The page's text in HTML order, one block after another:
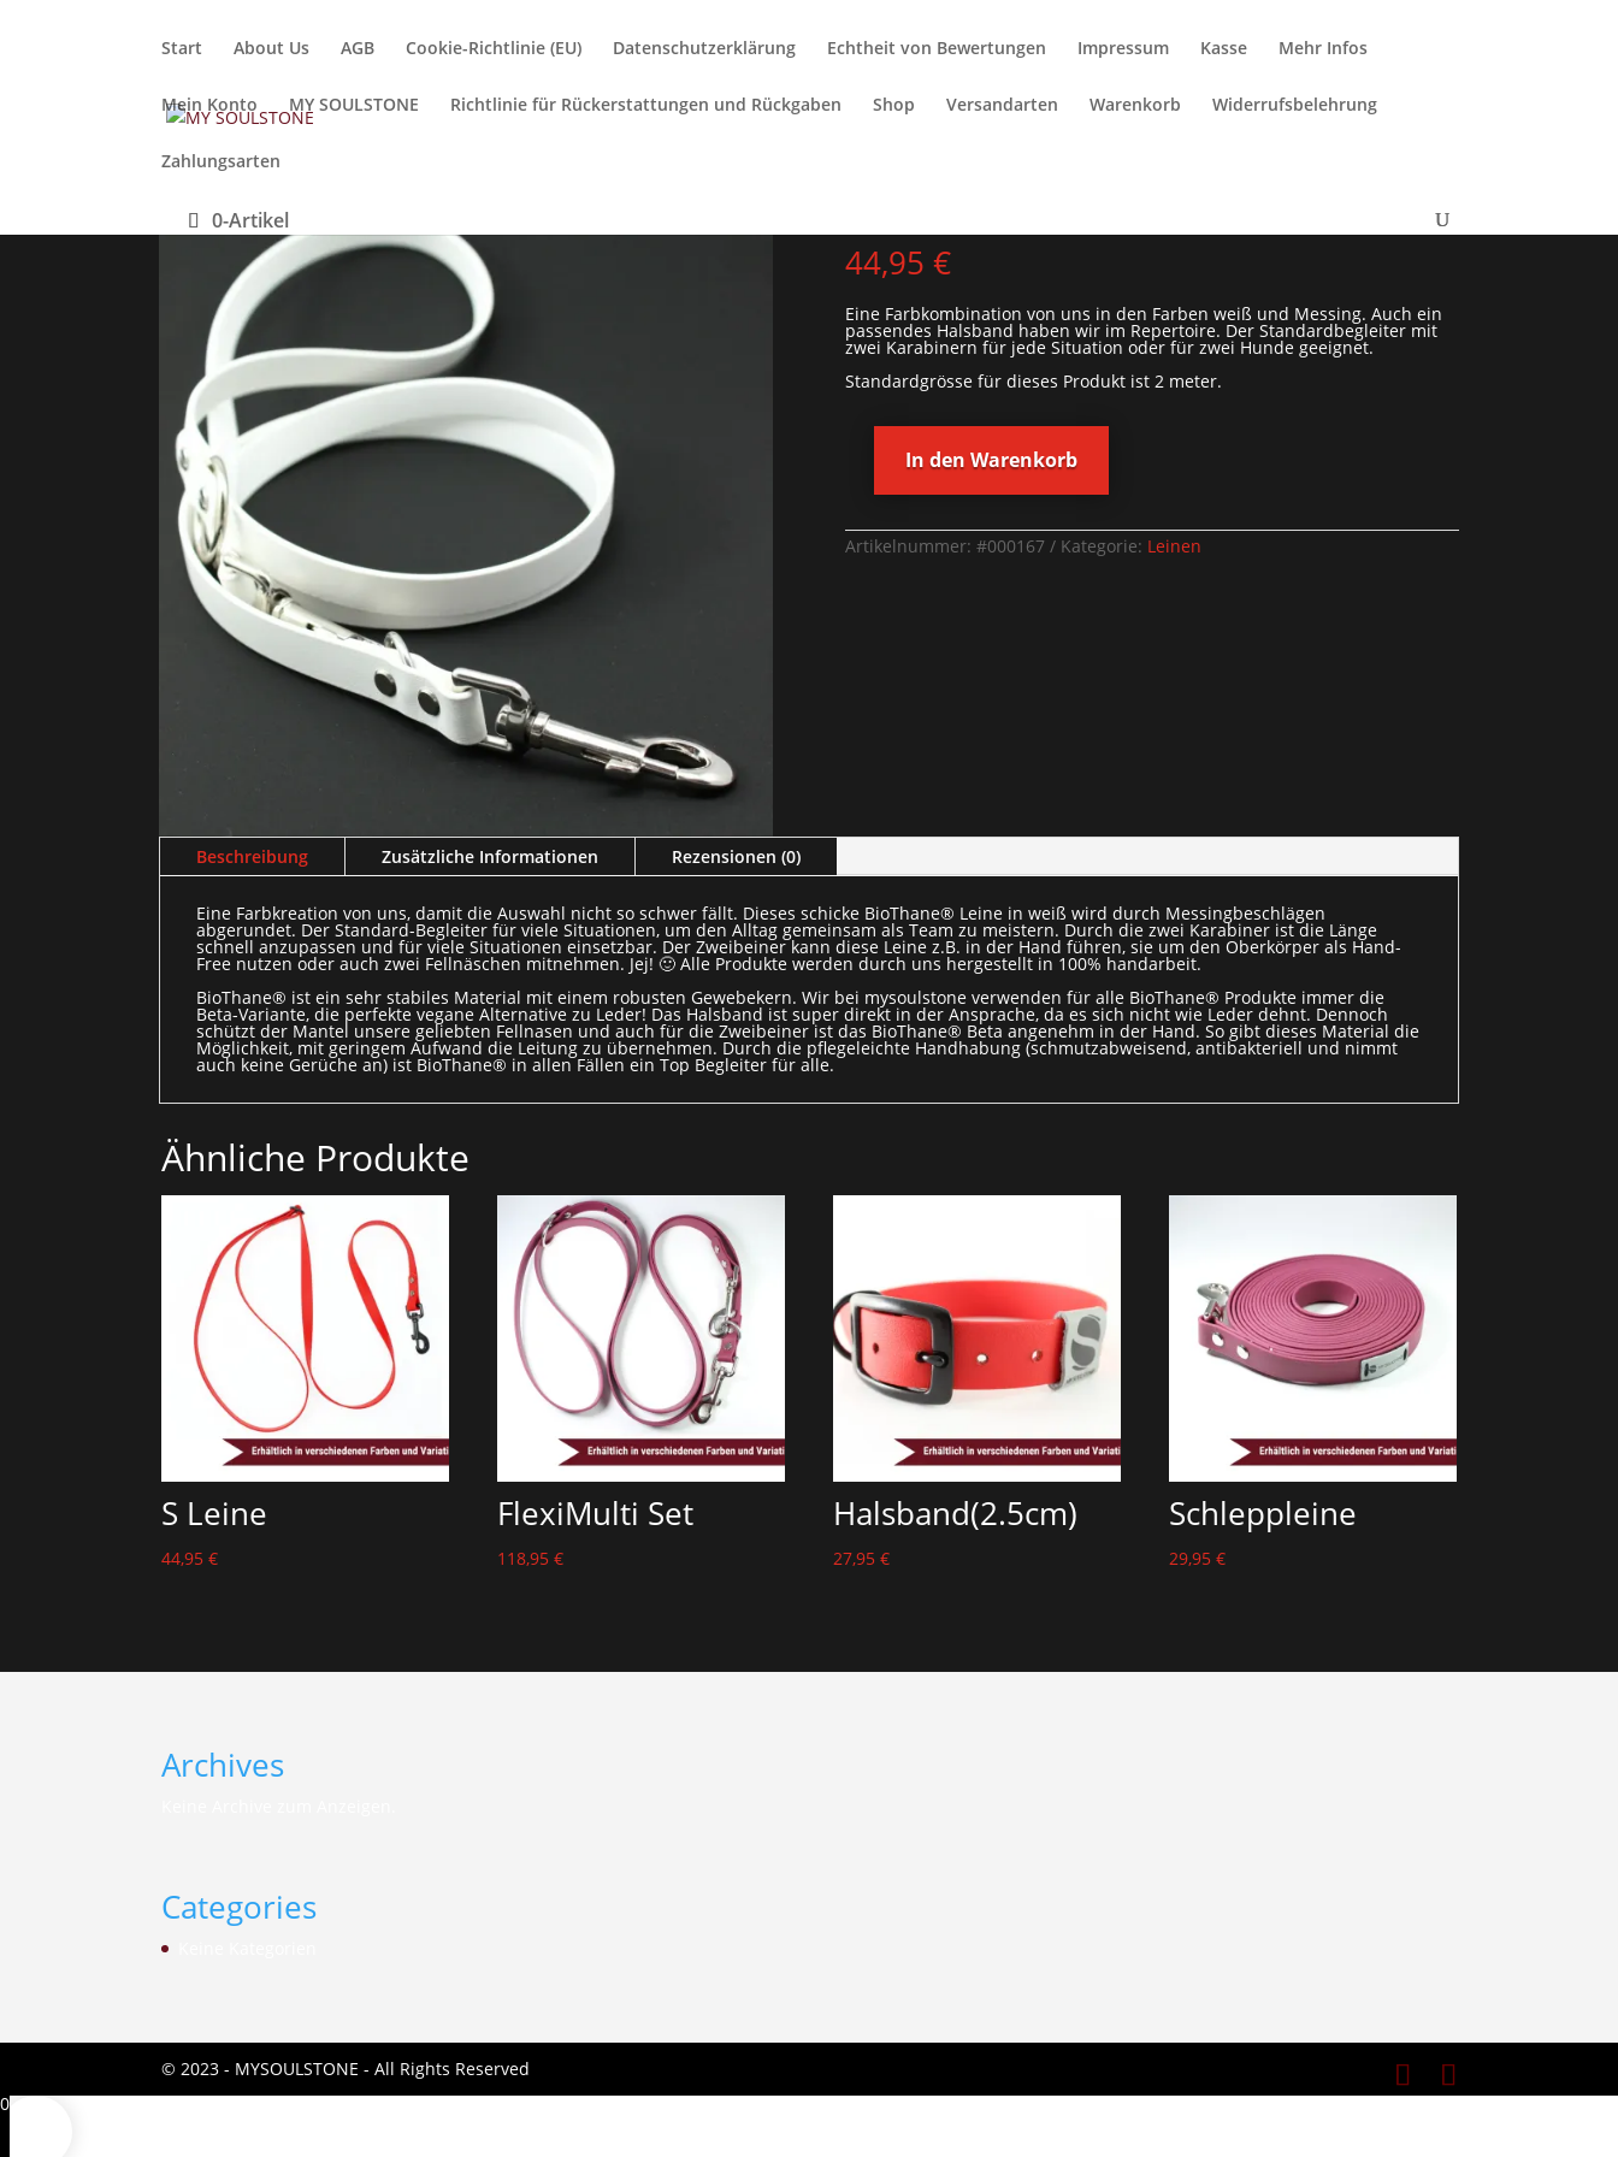
Start About Us AGB Cookie-Richtlinie (EU) Datenschutzerklärung Echtheit von Bewertungen Impressum Kasse Mehr Infos
Mein Konto MY SOULSTONE Richtlinie für Rückerstattungen und Rückgaben Shop Versandarten Warenkorb Widerrufsbelehrung
Zahlungsarten
0-Artikel
44,95 €
Eine Farbkombination von uns in den Farben weiß und Messing. Auch ein
passendes Halsband haben wir im Repertoire. Der Standardbegleiter mit
zwei Karabinern für jede Situation oder für zwei Hunde geeignet.
Standardgrösse für dieses Produkt ist 2 meter.
Nase
Menge
In den Warenkorb
Artikelnummer: #000167 Kategorie: Leinen
Beschreibung Zusätzliche Informationen Rezensionen (0)
Eine Farbkreation von uns, damit die Auswahl nicht so schwer fällt. Dieses schicke BioThane® Leine in weiß wird durch Messingbeschlägen
abgerundet. Der Standard-Begleiter für viele Situationen, um den Alltag gemeinsam als Team zu meistern. Durch die zwei Karabiner ist die Länge
schnell anzupassen und für viele Situationen einsetzbar. Der Zweibeiner kann diese Leine z.B. in der Hand führen, sie um den Oberkörper als Hand-
Free nutzen oder auch zwei Fellnäschen mitnehmen. Jej! 🙂 Alle Produkte werden durch uns hergestellt in 100% handarbeit.
BioThane® ist ein sehr stabiles Material mit einem robusten Gewebekern. Wir bei mysoulstone verwenden für alle BioThane® Produkte immer die
Beta-Variante, die perfekte vegane Alternative zu Leder! Das Halsband ist super direkt in der Ansprache, da es sich nicht wie Leder dehnt. Dennoch
schützt der Mantel unsere geliebten Fellnasen und auch für die Zweibeiner ist das BioThane® Beta angenehm in der Hand. So gibt dieses Material die
Möglichkeit, mit geringem Aufwand die Leitung zu übernehmen. Durch die pflegeleichte Handhabung (schmutzabweisend, antibakteriell und nimmt
auch keine Gerüche an) ist BioThane® in allen Fällen ein Top Begleiter für alle.
Ähnliche Produkte
S Leine
44,95€
FlexiMulti Set
118,95€
Halsband(2.5cm)
27,95€
Schleppleine
29,95€
Archives
Categories
© 2023 - MYSOULSTONE - All Rights Reserved
0